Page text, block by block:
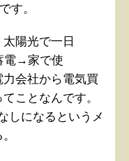
す。
陽光で一日
電→家で使
会社から電気買
ことなんです。
しになるというメ